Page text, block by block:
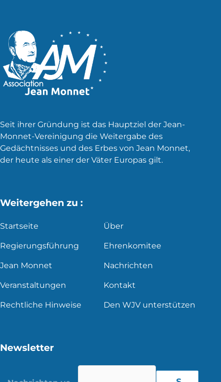
Seit ihrer Gründung ist das Hauptziel der Jean-
Monnet-Vereinigung die Weitergabe des
Gedächtnisses und des Erbes von Jean Monnet,
der heute als einer der Väter Europas gilt.
Weitergehen zu :
Startseite Über
Regierungsführung Ehrenkomitee
Jean Monnet Nachrichten
Veranstaltungen Kontakt
Rechtliche Hinweise Den WJV unterstützen
Newsletter